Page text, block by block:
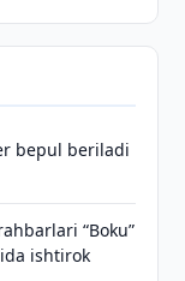
bepul beriladi
“Boku”
ishtirok